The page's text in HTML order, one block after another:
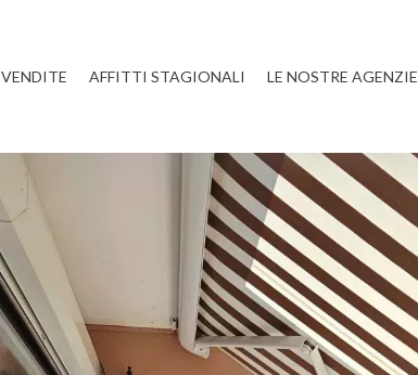
VENDITE AFFITTI STAGIONALI LE NOSTRE AGENZIE